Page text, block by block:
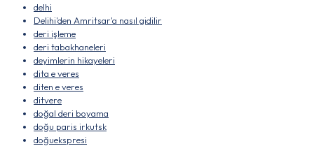
delhi
Delihi'den Amritsar'a nasıl gidilir
deri işleme
deri tabakhaneleri
deyimlerin hikayeleri
dita e veres
diten e veres
ditvere
doğal deri boyama
doğu paris irkutsk
doğuekspresi